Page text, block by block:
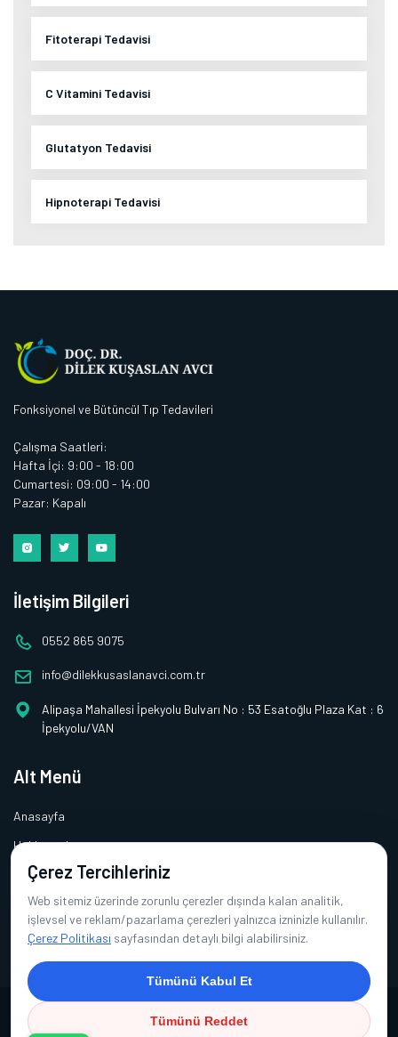
Fitoterapi Tedavisi
C Vitamini Tedavisi
Glutatyon Tedavisi
Hipnoterapi Tedavisi
Fonksiyonel ve Bütüncül Tıp Tedavileri
Çalışma Saatleri:
Hafta İçi: 9:00 - 18:00
Cumartesi: 09:00 - 14:00
Pazar: Kapalı
İletişim Bilgileri
0552 865 9075
info@dilekkusaslanavci.com.tr
Alipaşa Mahallesi İpekyolu Bulvarı No : 53 Esatoğlu Plaza Kat : 6
İpekyolu/VAN
Alt Menü
Anasayfa
Hakkımızda
Hizmetlerimiz
Galeri
İletişim
Copyright © 2026 Doc. Dr. Dilek Kuşaslan Avcı | Tüm Hakları Saklıdır.
Çerez Tercihleriniz
Web sitemiz üzerinde zorunlu çerezler dışında kalan analitik,
işlevsel ve reklam/pazarlama çerezleri yalnızca izninizle kullanılır.
Çerez Politikası sayfasından detaylı bilgi alabilirsiniz.
Tümünü Kabul Et
Tümünü Reddet